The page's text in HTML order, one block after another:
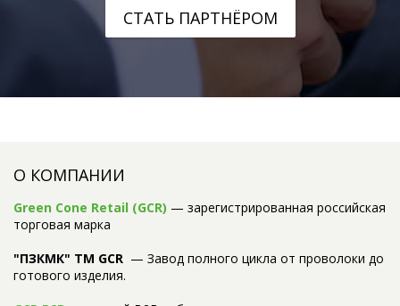
СТАТЬ ПАРТНЁРОМ
О КОМПАНИИ
Green Cone Retail (GCR) — зарегистрированная российская
торговая марка
"ПЗКМК" TM GCR — Завод полного цикла от проволоки до
готового изделия.